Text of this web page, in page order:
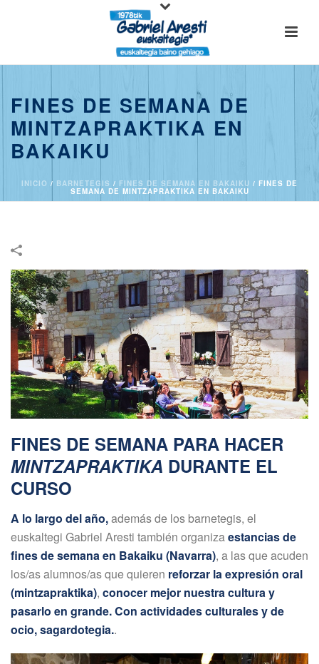
FINES DE SEMANA DE
MINTZAPRAKTIKA EN
BAKAIKU
INICIO / BARNETEGIS / FINES DE SEMANA EN BAKAIKU / FINES DE
SEMANA DE MINTZAPRAKTIKA EN BAKAIKU
FINES DE SEMANA PARA HACER
MINTZAPRAKTIKA DURANTE EL
CURSO
A lo largo del año,además de los barnetegis, el
euskaltegi Gabriel Aresti también organizaestancias de
fines de semana en Bakaiku (Navarra), a las que acuden
los/as alumnos/as que quieren reforzar la expresión oral
(mintzapraktika), conocer mejor nuestra cultura y
pasarlo en grande. Con actividades culturales y de
ocio, sagardotegia..